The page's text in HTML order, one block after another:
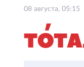
08 августа, 05:15